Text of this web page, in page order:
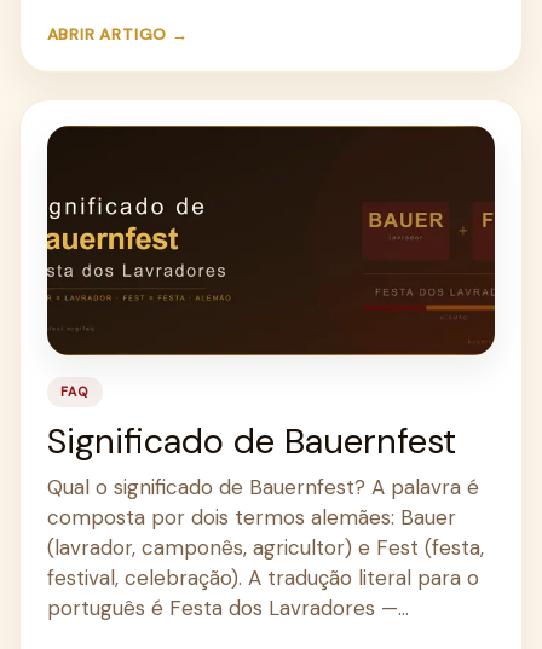
ABRIR ARTIGO →
FAQ
Significado de Bauernfest
Qual o significado de Bauernfest? A palavra é
composta por dois termos alemães: Bauer
(lavrador, camponês, agricultor) e Fest (festa,
festival, celebração). A tradução literal para o
português é Festa dos Lavradores —…